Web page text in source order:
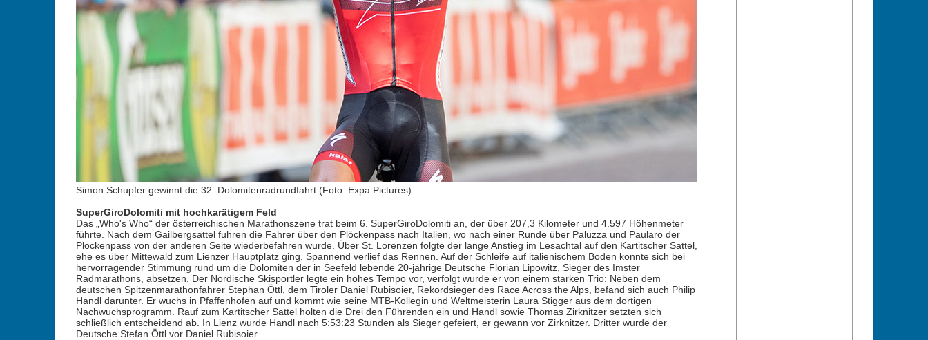
Simon Schupfer gewinnt die 32. Dolomitenradrundfahrt (Foto: Expa Pictures)
SuperGiroDolomiti mit hochkarätigem Feld
Das „Who's Who“ der österreichischen Marathonszene trat beim 6. SuperGiroDolomiti an, der über 207,3 Kilometer und 4.597 Höhenmeter
führte. Nach dem Gailbergsattel fuhren die Fahrer über den Plöckenpass nach Italien, wo nach einer Runde über Paluzza und Paularo der
Plöckenpass von der anderen Seite wiederbefahren wurde. Über St. Lorenzen folgte der lange Anstieg im Lesachtal auf den Kartitscher Sattel,
ehe es über Mittewald zum Lienzer Hauptplatz ging. Spannend verlief das Rennen. Auf der Schleife auf italienischem Boden konnte sich bei
hervorragender Stimmung rund um die Dolomiten der in Seefeld lebende 20-jährige Deutsche Florian Lipowitz, Sieger des Imster
Radmarathons, absetzen. Der Nordische Skisportler legte ein hohes Tempo vor, verfolgt wurde er von einem starken Trio: Neben dem
deutschen Spitzenmarathonfahrer Stephan Öttl, dem Tiroler Daniel Rubisoier, Rekordsieger des Race Across the Alps, befand sich auch Philip
Handl darunter. Er wuchs in Pfaffenhofen auf und kommt wie seine MTB-Kollegin und Weltmeisterin Laura Stigger aus dem dortigen
Nachwuchsprogramm. Rauf zum Kartitscher Sattel holten die Drei den Führenden ein und Handl sowie Thomas Zirknitzer setzten sich
schließlich entscheidend ab. In Lienz wurde Handl nach 5:53:23 Stunden als Sieger gefeiert, er gewann vor Zirknitzer. Dritter wurde der
Deutsche Stefan Öttl vor Daniel Rubisoier.